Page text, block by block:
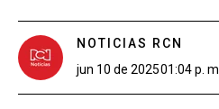
NOTICIAS RCN
jun 10 de 202501:04 p. m.